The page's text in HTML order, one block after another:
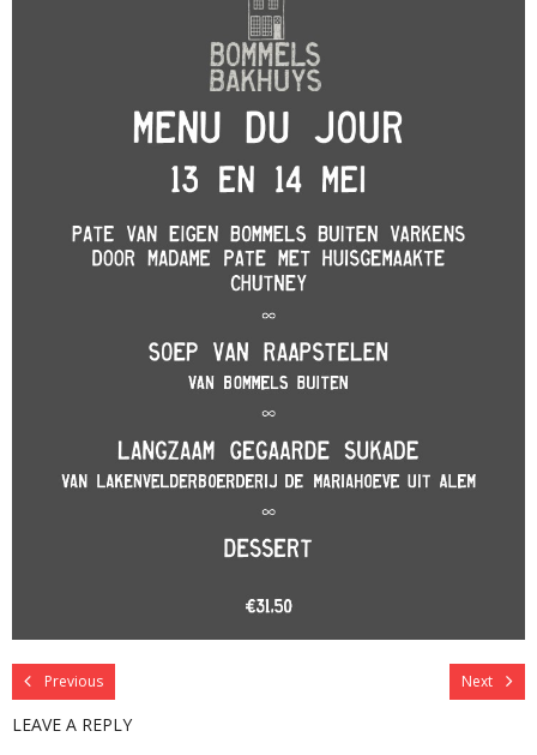
Previous Next
LEAVE A REPLY